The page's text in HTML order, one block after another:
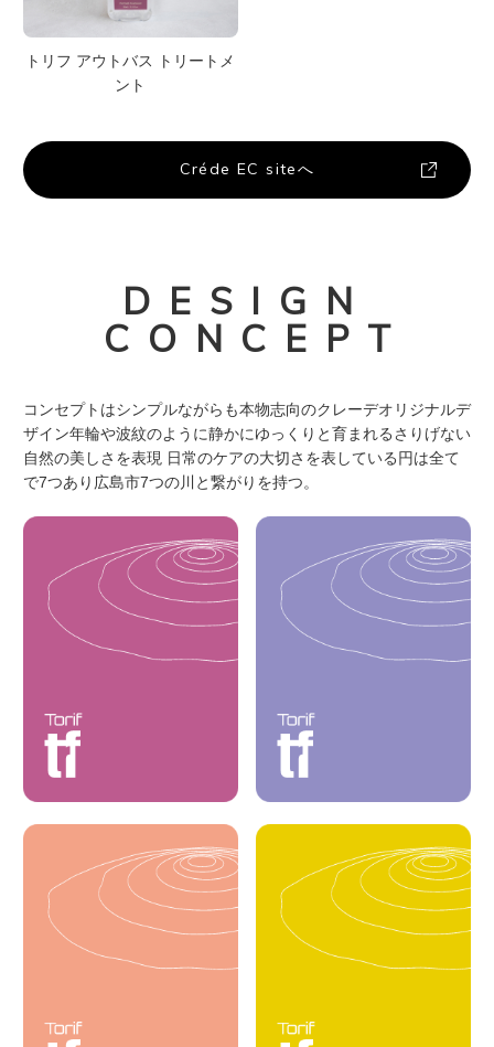
トリフ アウトバス トリートメ
ント
Créde EC siteへ
DESIGN
CONCEPT
コンセプトはシンプルながらも本物志向のクレーデオリジナルデ
ザイン年輪や波紋のように静かにゆっくりと育まれるさりげない
自然の美しさを表現 日常のケアの大切さを表している円は全て
で7つあり広島市7つの川と繋がりを持つ。